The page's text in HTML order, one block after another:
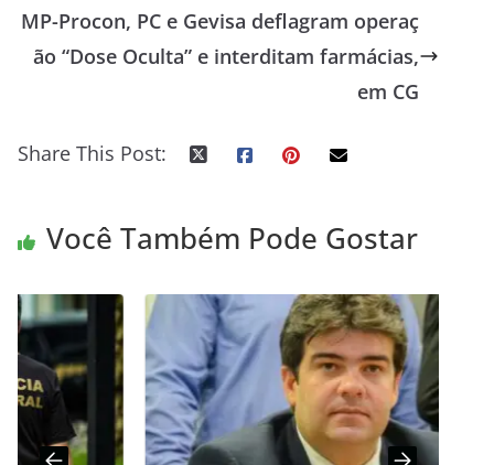
MP-Procon, PC e Gevisa deflagram operaç
ão “Dose Oculta” e interditam farmácias,
em CG
Share This Post:
Você Também Pode Gostar